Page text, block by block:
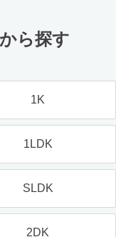
ら探す
1K
1LDK
SLDK
2DK